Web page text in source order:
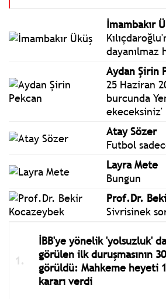
İmambakır
dayanılmaz
Aydan Şirin
25 Haziran
burcunda
ekeceksiniz'
Atay Sözer
Futbol
Layra Mete
Bungun
Prof.Dr.
Sivrisinek
İBB'ye yönelik 'yolsuzluk'
görülen ilk duruşmasının
görüldü: Mahkeme heyeti
kararı verdi